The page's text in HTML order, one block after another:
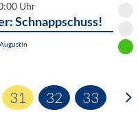
Uhr
Schnappschuss!
31 32 33